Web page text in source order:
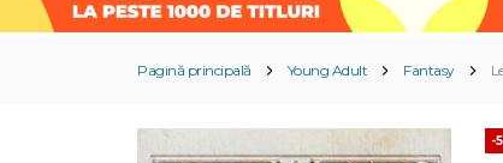
Pagină principală Young Adult Fantasy
-